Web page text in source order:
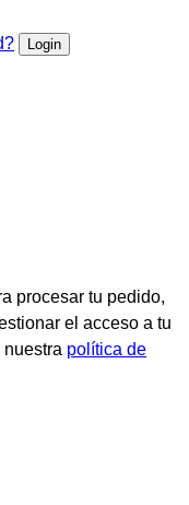
procesar tu pedido,
el acceso a tu
política de